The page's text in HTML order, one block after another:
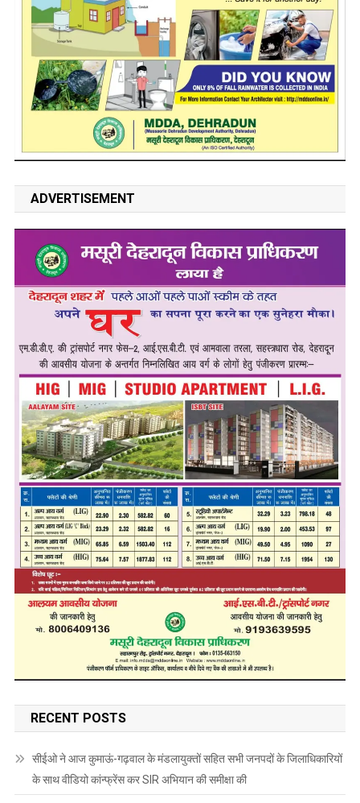
ADVERTISEMENT
RECENT POSTS
सीईओ ने आज कुमाऊं-गढ़वाल के मंडलायुक्तों सहित सभी जनपदों के जिलाधिकारियों
के साथ वीडियो कांन्फ्रेंस कर SIR अभियान की समीक्षा की